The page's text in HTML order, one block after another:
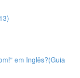
em Inglês?(Guia